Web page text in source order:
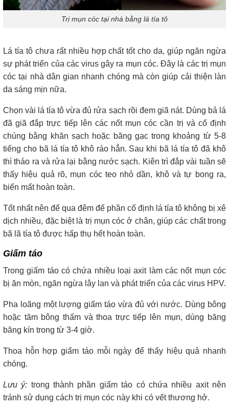
Trị mụn cóc tại nhà bằng lá tía tô
Lá tía tô chưa rất nhiều hợp chất tốt cho da, giúp ngăn ngừa
sự phát triển của các virus gây ra mụn cóc. Đây là các trị mụn
cóc tại nhà dân gian nhanh chóng mà còn giúp cải thiện làn
da sáng mịn nữa.
Chọn vài lá tía tô vừa đủ rửa sạch rồi đem giã nát. Dùng bả lá
đã giã đắp trực tiếp lên các nốt mụn cóc cần trị và cố định
chúng bằng khăn sạch hoặc băng gạc trong khoảng từ 5-8
tiếng cho bã lá tía tô khô ráo hẳn. Sau khi bã lá tía tô đã khô
thì tháo ra và rửa lại bằng nước sạch. Kiên trì đắp vài tuần sẽ
thấy hiệu quả rõ, mụn cóc teo nhỏ dần, khô và tự bong ra,
biến mất hoàn toàn.
Tốt nhất nên để qua đêm để phần cố định lá tía tô không bị xê
dịch nhiều, đặc biệt là trị mụn cóc ở chân, giúp các chất trong
bã lã tía tô được hấp thụ hết hoàn toàn.
Giấm táo
Trong giấm táo có chứa nhiều loại axit làm các nốt mụn cóc
bị ăn mòn, ngăn ngừa lây lan và phát triển của các virus HPV.
Pha loãng một lượng giấm táo vừa đủ với nước. Dùng bông
hoặc tăm bông thấm và thoa trực tiếp lên mụn, dùng băng
băng kín trong từ 3-4 giờ.
Thoa hỗn hợp giấm táo mỗi ngày để thấy hiệu quả nhanh
chóng.
Lưu ý: trong thành phần giấm táo có chứa nhiều axit nên
tránh sử dụng cách trị mụn cóc này khi có vết thương hở.